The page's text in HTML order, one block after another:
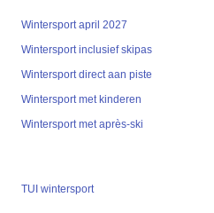
Wintersport april 2027
Wintersport inclusief skipas
Wintersport direct aan piste
Wintersport met kinderen
Wintersport met après-ski
TUI wintersport